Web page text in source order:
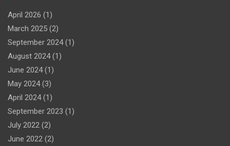
April 2026 (1)
March 2025 (2)
September 2024(1)
August 2024(1)
June 2024(1)
May 2024(3)
April 2024(1)
September 2023 (1)
July 2022 (2)
June 2022 (2)